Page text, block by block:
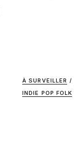
À SURVEILLER /
INDIE POP FOLK